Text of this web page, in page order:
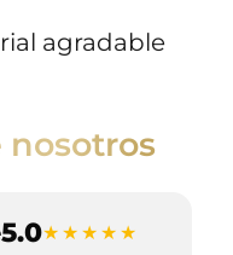
agradable
nosotros
5.0★★★★★